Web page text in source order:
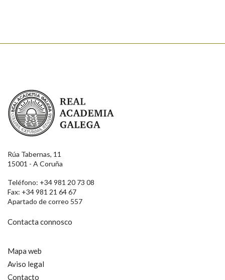
Real Academia Galega
Rúa Tabernas, 11
15001 - A Coruña
Teléfono: +34 981 20 73 08
Fax: +34 981 21 64 67
Apartado de correo 557
Contacta connosco
Mapa web
Aviso legal
Contacto